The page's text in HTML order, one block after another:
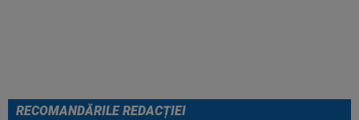
RECOMANDĂRILE REDACȚIEI